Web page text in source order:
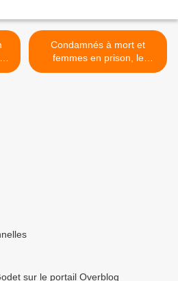
Condamnés à mort et
femmes en prison, le
système judiciaire
sur le portail Overblog